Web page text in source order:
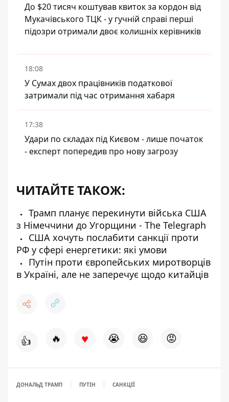
До $20 тисяч коштував квиток за кордон від
Мукачівського ТЦК - у гучній справі перші
підозри отримали двоє колишніх керівників
18:08
У Сумах двох працівників податкової
затримали під час отримання хабаря
17:38
Удари по складах під Києвом - лише початок
- експерт попередив про нову загрозу
ЧИТАЙТЕ ТАКОЖ:
Трамп планує перекинути війська США
з Німеччини до Угорщини - The Telegraph
США хочуть послабити санкції проти
РФ у сфері енергетики: які умови
Путін проти європейських миротворців
в Україні, але не заперечує щодо китайців
👍 🔥 ♥ 😭 😆 😡
ДОНАЛЬД ТРАМП ПУТІН САНКЦІЇ